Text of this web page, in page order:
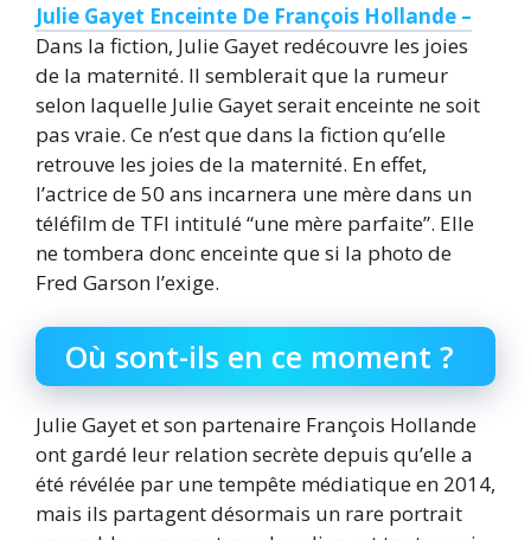
Julie Gayet Enceinte De François Hollande –
Dans la fiction, Julie Gayet redécouvre les joies
de la maternité. Il semblerait que la rumeur
selon laquelle Julie Gayet serait enceinte ne soit
pas vraie. Ce n’est que dans la fiction qu’elle
retrouve les joies de la maternité. En effet,
l’actrice de 50 ans incarnera une mère dans un
téléfilm de TFI intitulé “une mère parfaite”. Elle
ne tombera donc enceinte que si la photo de
Fred Garson l’exige.
Où sont-ils en ce moment ?
Julie Gayet et son partenaire François Hollande
ont gardé leur relation secrète depuis qu’elle a
été révélée par une tempête médiatique en 2014,
mais ils partagent désormais un rare portrait